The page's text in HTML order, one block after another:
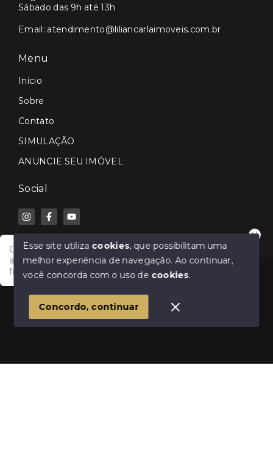
Olá! Fale com a Lilian Carla Imóveis e receba
atendimento rápido para comprar, vender, alugar ou
financiar seu imóvel.
Sábado das 9h até 13h
Email: atendimento@liliancarlaimoveis.com.br
Menu
Início
Sobre
Contato
SIMULAÇÃO
ANUNCIE SEU IMÓVEL
Social
© Copyright 2026 - Lilian Carla Imóveis - Todos os
SITE PARA IMOBILIARIA
Esse site utiliza cookies, que possibilitam uma
melhor experiência de navegação.Ao continuar,
você concorda com o uso de cookies.
Concordo, continuar